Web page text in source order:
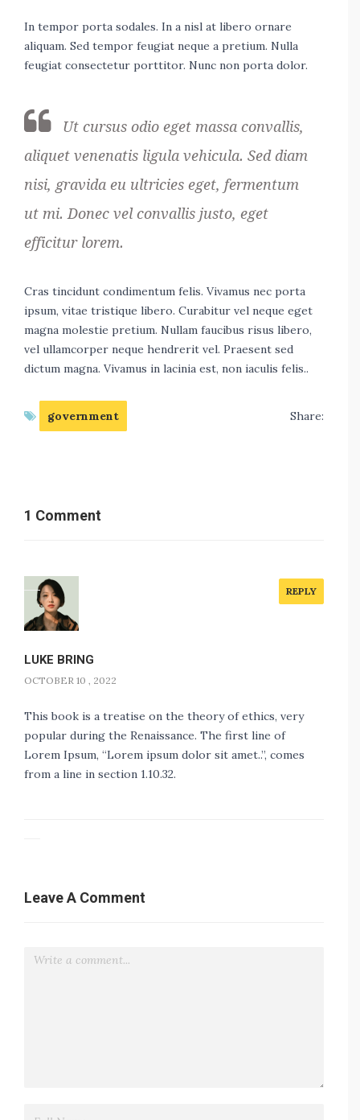
In tempor porta sodales. In a nisl at libero ornare
aliquam. Sed tempor feugiat neque a pretium. Nulla
feugiat consectetur porttitor. Nunc non porta dolor.
Ut cursus odio eget massa convallis,
aliquet venenatis ligula vehicula. Sed diam
nisi, gravida eu ultricies eget, fermentum
ut mi. Donec vel convallis justo, eget
efficitur lorem.
Cras tincidunt condimentum felis. Vivamus nec porta
ipsum, vitae tristique libero. Curabitur vel neque eget
magna molestie pretium. Nullam faucibus risus libero,
vel ullamcorper neque hendrerit vel. Praesent sed
dictum magna. Vivamus in lacinia est, non iaculis felis..
government Share:
1 Comment
LUKE BRING
OCTOBER 10 , 2022
REPLY
This book is a treatise on the theory of ethics, very
popular during the Renaissance. The first line of
Lorem Ipsum, “Lorem ipsum dolor sit amet..”, comes
from a line in section 1.10.32.
Leave A Comment